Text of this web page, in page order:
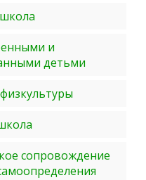
и
детьми
сопровождение